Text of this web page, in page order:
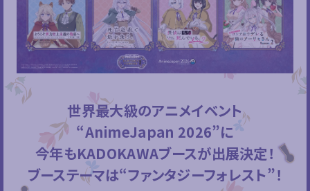
世界最大級のアニメイベント
“AnimeJapan 2026”に
今年もKADOKAWAブースが出展決定！
ブーステーマは“ファンタジーフォレスト”！